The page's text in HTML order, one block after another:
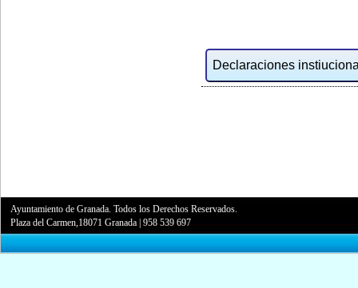
Declaraciones
Ayuntamiento de Granada. Todos los Derechos Reservados.
Plaza del Carmen,18071 Granada |958 539 697